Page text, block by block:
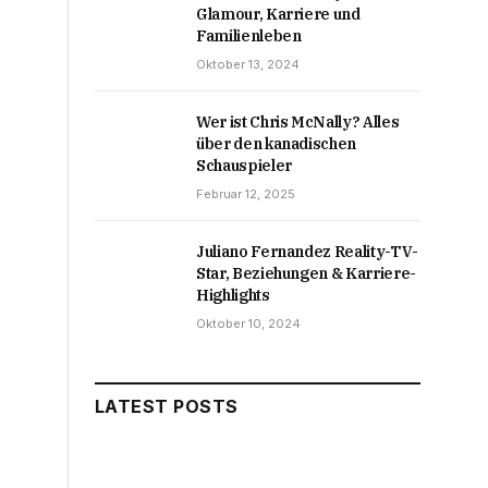
Glamour, Karriere und
Familienleben
Oktober 13, 2024
Wer ist Chris McNally? Alles
über den kanadischen
Schauspieler
Februar 12, 2025
Juliano Fernandez Reality-TV-
Star, Beziehungen & Karriere-
Highlights
Oktober 10, 2024
LATEST POSTS